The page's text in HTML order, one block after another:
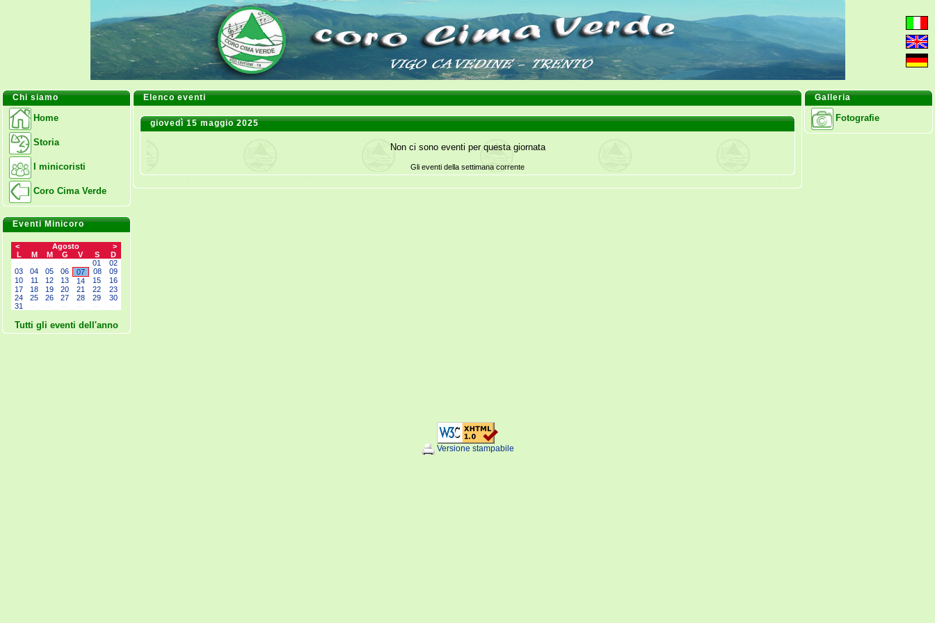
Chi siamo
Home
Storia
I minicoristi
Coro Cima Verde
Eventi Minicoro
< Agosto
>
L
M M G V S
D
01
02
03
04 05 06 07 08
09
10
11 12 13 14 15
16
17
18 19 20 21 22
23
24
25 26 27 28 29
30
31
Tutti gli eventi dell'anno
Elenco eventi
giovedì 15 maggio 2025
Non ci sono eventi per questa giornata
Gli eventi della settimana corrente
Galleria
Fotografie
Versione stampabile